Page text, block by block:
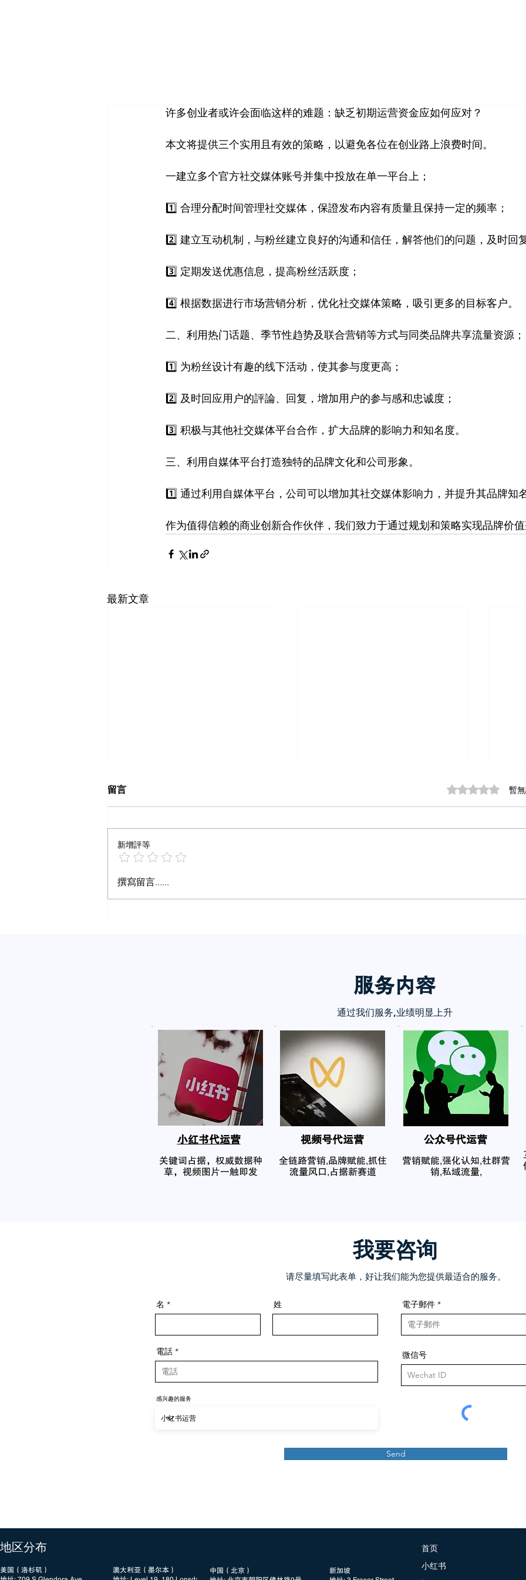
许多创业者或许会面临这样的难题：缺乏初期运营资金应如何应对？
本文将提供三个实用且有效的策略，以避免各位在创业路上浪费时间。
一建立多个官方社交媒体账号并集中投放在单一平台上；
1️⃣ 合理分配时间管理社交媒体，保證发布内容有质量且保持一定的频率；
2️⃣ 建立互动机制，与粉丝建立良好的沟通和信任，解答他们的问题，及时回
3️⃣ 定期发送优惠信息，提高粉丝活跃度；
4️⃣ 根据数据进行市场营销分析，优化社交媒体策略，吸引更多的目标客户。
二、利用热门话题、季节性趋势及联合营销等方式与同类品牌共享流量资源；
1️⃣ 为粉丝设计有趣的线下活动，使其参与度更高；
2️⃣ 及时回应用户的評論、回复，增加用户的参与感和忠诚度；
3️⃣ 积极与其他社交媒体平台合作，扩大品牌的影响力和知名度。
三、利用自媒体平台打造独特的品牌文化和公司形象。
1️⃣ 通过利用自媒体平台，公司可以增加其社交媒体影响力，并提升其品牌知
作为值得信赖的商业创新合作伙伴，我们致力于通过规划和策略实现品牌价
最新文章
什么样内容算爆文
诉你
留言 評等為 0（最高
暫
新增評等
撰寫留言......
服务内容
通过我们服务,业绩明显上升
小红书代运营
关键词占据，权威数据种
草，视频图片一触即发
​视频号代运营
全链路营销,品牌赋能,抓住
流量风口,占据新赛道
公众号代运营
营销赋能,强化认知,社群营
销,私域流量,
我要咨询
请尽量填写此表单，好让我们能为您提供最适合的服务。
名 姓
電話
感兴趣的服务
電子郵件
微信号
Send
​地区分布
美国（洛杉矶）
澳大利亚（墨尔本）
中国（北京）
新加坡
首页
小红书